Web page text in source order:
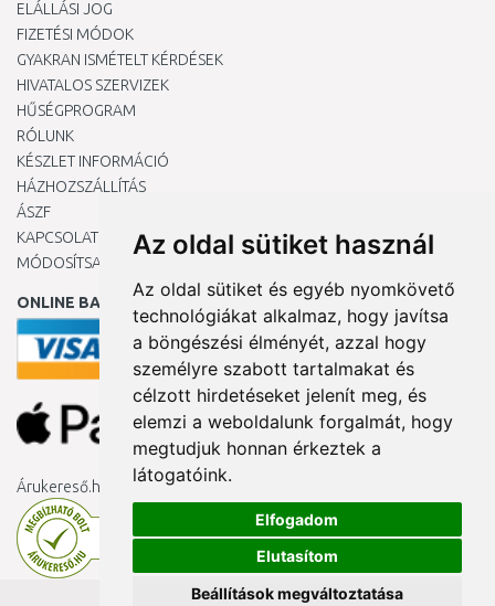
Az oldal sütiket használ
Az oldal sütiket és egyéb nyomkövető
technológiákat alkalmaz, hogy javítsa
a böngészési élményét, azzal hogy
személyre szabott tartalmakat és
célzott hirdetéseket jelenít meg, és
elemzi a weboldalunk forgalmát, hogy
megtudjuk honnan érkeztek a
látogatóink.
Elfogadom
Elutasítom
Beállítások megváltoztatása
ELÁLLÁSI JOG
FIZETÉSI MÓDOK
GYAKRAN ISMÉTELT KÉRDÉSEK
HIVATALOS SZERVIZEK
HŰSÉGPROGRAM
RÓLUNK
KÉSZLET INFORMÁCIÓ
HÁZHOZSZÁLLÍTÁS
ÁSZF
KAPCSOLAT
MÓDOSÍTSA A COOKIE-BEÁLLÍTÁSAIMAT
ONLINE BANKKÁRTYÁVAL
Árukereső.hu